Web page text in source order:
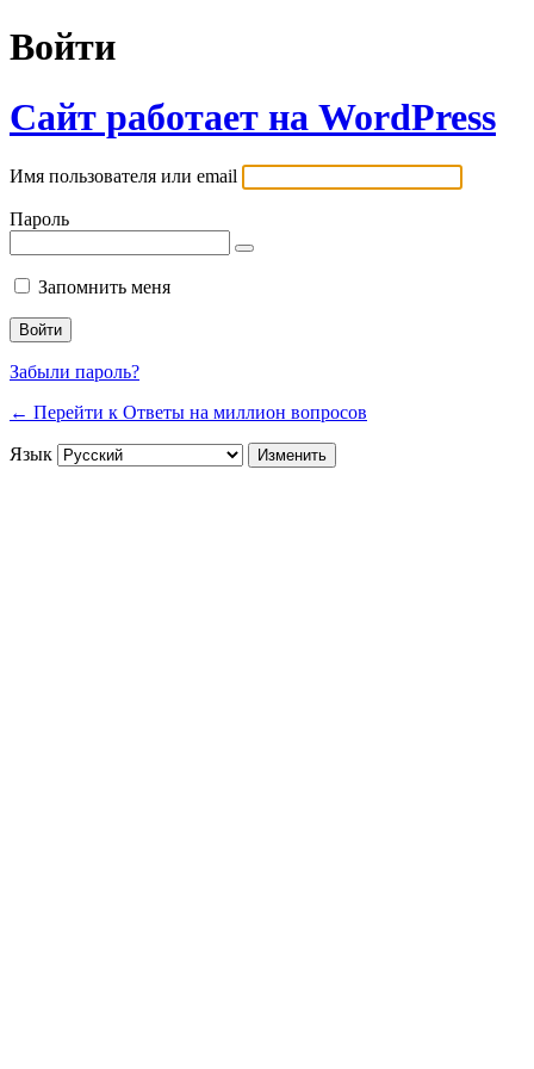
Войти
Сайт работает на WordPress
Имя пользователя или email
Пароль
Запомнить меня
Забыли пароль?
← Перейти к Ответы на миллион вопросов
Язык